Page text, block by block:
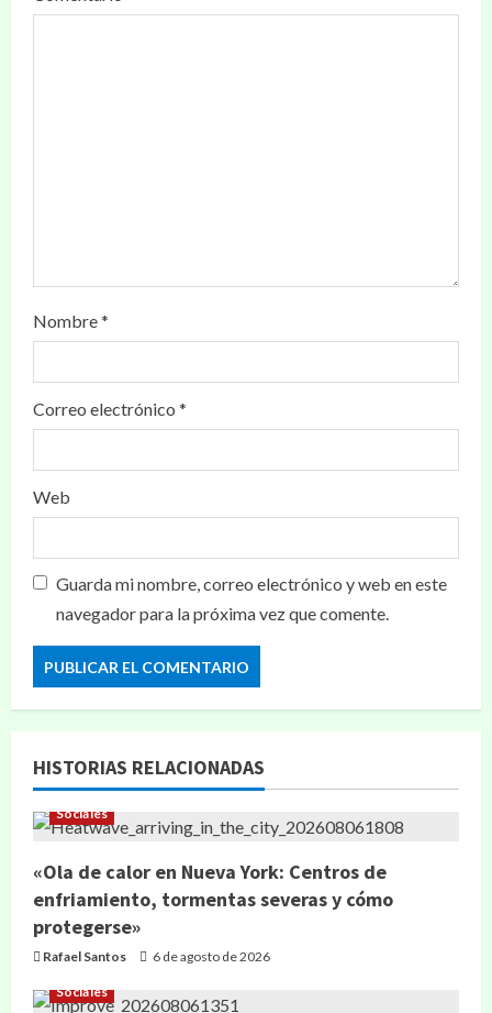
Nombre*
Correo electrónico *
Web
Guarda mi nombre, correo electrónico y web en este
navegador para la próxima vez que comente.
HISTORIAS RELACIONADAS
Sociales
«Ola de calor en Nueva York: Centros de
enfriamiento, tormentas severas y cómo
protegerse»
Rafael Santos 6 de agosto de 2026
Sociales